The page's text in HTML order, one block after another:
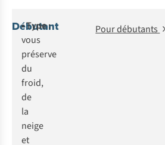
Débutant
• Type :
vous
préserve
du
froid,
de
la
neige
et
Pour débutants